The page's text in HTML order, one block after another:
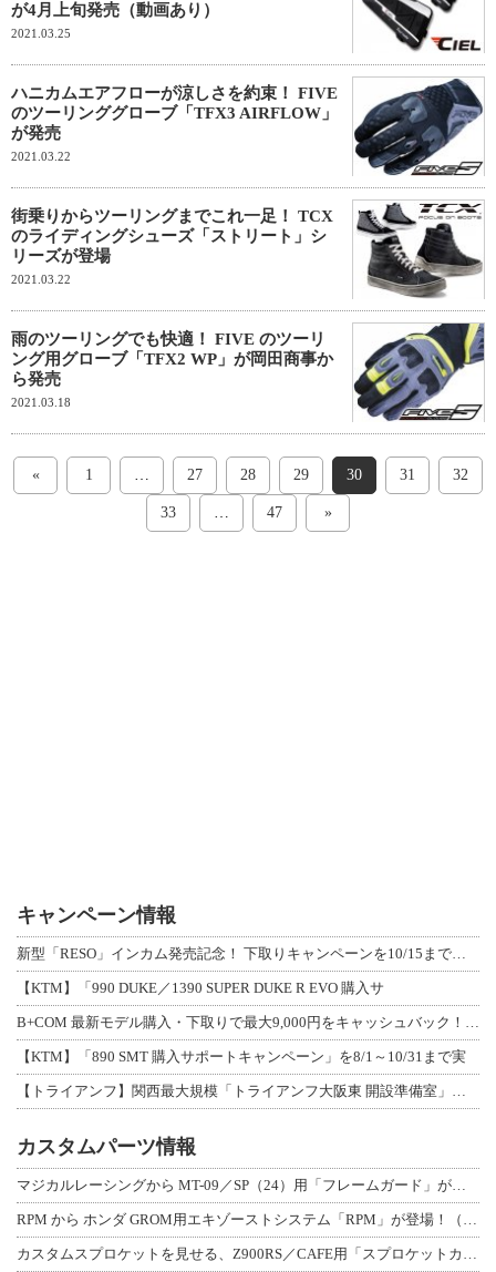
が4月上旬発売（動画あり）
2021.03.25
ハニカムエアフローが涼しさを約束！ FIVE
のツーリンググローブ「TFX3 AIRFLOW」
が発売
2021.03.22
街乗りからツーリングまでこれ一足！ TCX
のライディングシューズ「ストリート」シ
リーズが登場
2021.03.22
雨のツーリングでも快適！ FIVE のツーリ
ング用グローブ「TFX2 WP」が岡田商事か
ら発売
2021.03.18
« 1 … 27 28 29 30 31 32
33 … 47 »
キャンペーン情報
新型「RESO」インカム発売記念！ 下取りキャンペーンを10/15まで延長して開
【KTM】「990 DUKE／1390 SUPER DUKE R EVO 購入サ
B+COM 最新モデル購入・下取りで最大9,000円をキャッシュバック！「B+F
【KTM】「890 SMT 購入サポートキャンペーン」を8/1～10/31まで実
【トライアンフ】関西最大規模「トライアンフ大阪東 開設準備室」がオープン！ 限定
カスタムパーツ情報
マジカルレーシングから MT-09／SP（24）用「フレームガード」が登場！
RPM から ホンダ GROM用エキゾーストシステム「RPM」が登場！（動画あり
カスタムスプロケットを見せる、Z900RS／CAFE用「スプロケットカバーフルキ